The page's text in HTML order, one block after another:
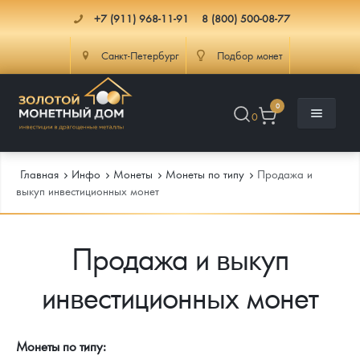
+7 (911) 968-11-91 8 (800) 500-08-77
Санкт-Петербург Подбор монет
0
0
Каталог Монет
Инвестиционные монеты
Памятные и старинные монеты
Как сделать заказ
Подлинность монет
Доставка
Услуги
Главная Инфо Монеты Монеты по типу
Продажа и
выкуп инвестиционных монет
Продажа и выкуп
инвестиционных монет
Монеты по типу: